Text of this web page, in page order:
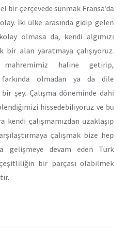
bir çerçevede sunmak Fransa’da
İki ülke arasında gidip gelen
olmasa da, kendi algımızı
bir alan yaratmaya çalışıyoruz.
haline getirip,
olmadan ya da dile
şey. Çalışma döneminde dahi
hissedebiliyoruz ve bu
çalışmamızdan uzaklaşıp
çalışmak bize hep
gelişmeye devam eden Türk
bir parçası olabilmek